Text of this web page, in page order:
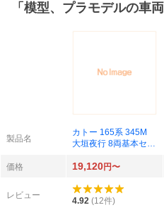
「 模型、プラモデルの車両
製品名
カトー 165系 345M
大垣夜行 8両基本セッ
価格 19,120円〜
レビュー
4.92 (12件)